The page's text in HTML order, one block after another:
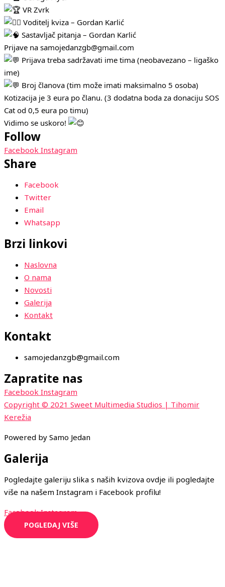
VR Zvrk
Voditelj kviza – Gordan Karlić
Sastavljač pitanja – Gordan Karlić
Prijave na samojedanzgb@gmail.com
Prijava treba sadržavati ime tima (neobavezano – ligaško
ime)
Broj članova (tim može imati maksimalno 5 osoba)
Kotizacija je 3 eura po članu. (3 dodatna boda za donaciju SOS
Cat od 0,5 eura po timu)
Vidimo se uskoro!
Follow
Facebook Instagram
Share
Facebook
Twitter
Email
Whatsapp
Brzi linkovi
Naslovna
O nama
Novosti
Galerija
Kontakt
Kontakt
samojedanzgb@gmail.com
Zapratite nas
Facebook Instagram
Copyright © 2021 Sweet Multimedia Studios | Tihomir
Kerežia
Powered by Samo Jedan
Galerija
Pogledajte galeriju slika s naših kvizova ovdje ili pogledajte
više na našem Instagram i Facebook profilu!
Facebook Instagram
POGLEDAJ VIŠE